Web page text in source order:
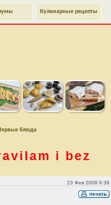
Кулинарные рецепты
блюда
i bez
23 Фев 2008 6:38